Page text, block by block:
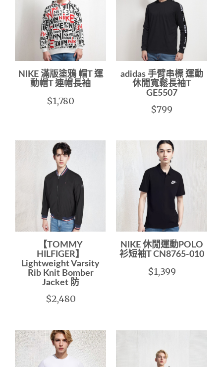
NIKE 滿版塗鴉 帽T 運
動帽T 連帽長袖
$1,780
adidas 手臂串標 運動
休閒寬鬆長袖T
GE5507
$799
【TOMMY
HILFIGER】
Lightweight Varsity
Rib Knit Bomber
Jacket 防
$2,480
NIKE 休閒運動POLO
衫短袖T CN8765-010
$1,399